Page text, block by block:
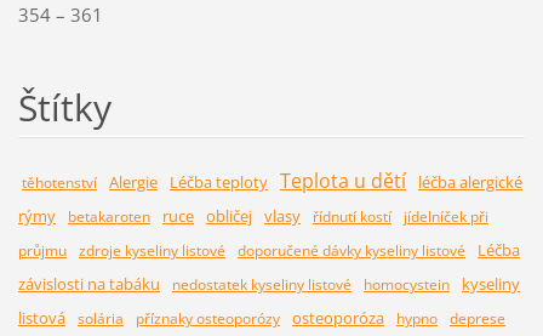
354 – 361
Štítky
těhotenství Alergie Léčba teploty Teplota u dětí
léčba alergické
rýmy
betakaroten ruce obličej vlasy řídnutí kostí
jídelníček při
průjmu zdroje kyseliny listové doporučené dávky kyseliny listové
Léčba
závislosti na tabáku
nedostatek kyseliny listové homocystein
kyseliny
listová solária příznaky osteoporózy osteoporóza hypno deprese